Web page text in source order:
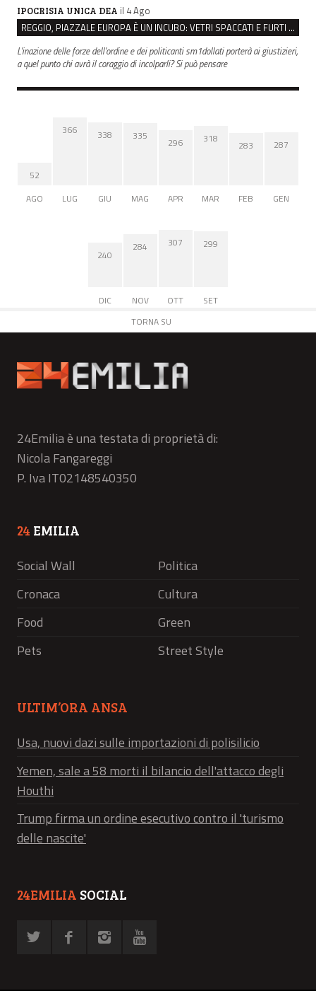
IPOCRISIA UNICA DEA il 4 Ago
REGGIO, PIAZZALE EUROPA È UN INCUBO: VETRI SPACCATI E FURTI SULLE AUTO IN SOSTA
L'inazione delle forze dell'ordine e dei politicanti sm1dollati porterà ai giustizieri,
a quel punto chi avrà il coraggio di incolparli? Si può pensare
52
AGO
366
LUG
338
GIU
335
MAG
296
APR
318
MAR
283
FEB
287
GEN
240
DIC
284
NOV
307
OTT
299
SET
TORNA SU
24Emilia è una testata di proprietà di:
Nicola Fangareggi
P. Iva IT02148540350
24 EMILIA
Social Wall
Politica
Cronaca
Cultura
Food
Green
Pets
Street Style
ULTIM’ORA ANSA
Usa, nuovi dazi sulle importazioni di polisilicio
Yemen, sale a 58 morti il bilancio dell'attacco degli
Houthi
Trump firma un ordine esecutivo contro il 'turismo
delle nascite'
24EMILIA SOCIAL